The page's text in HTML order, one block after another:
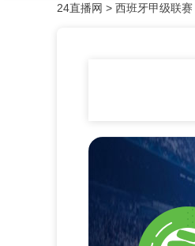
24直播网 > 西班牙甲级联赛